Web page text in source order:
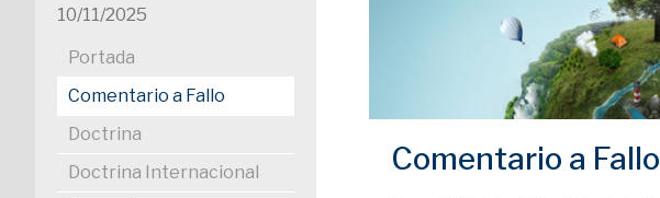
10/11/2025
Portada
Comentario a Fallo
Doctrina
Doctrina Internacional
Comentario a Fallo